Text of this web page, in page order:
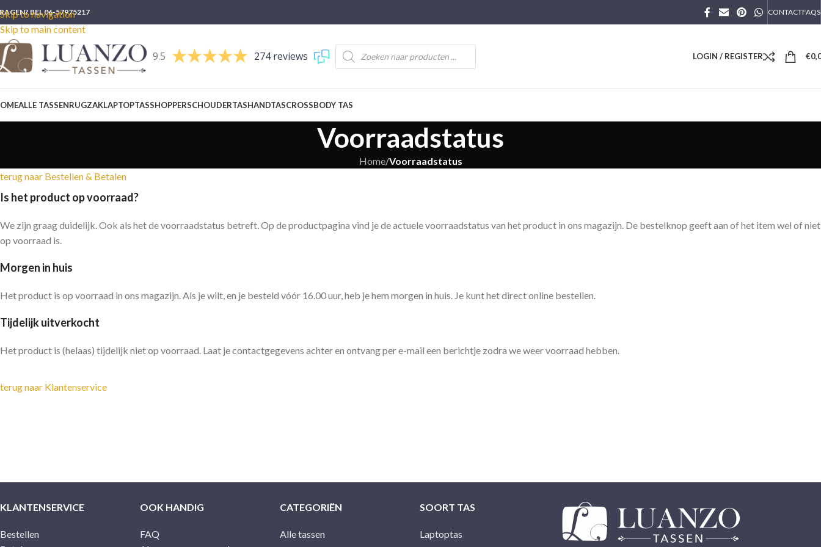
Skip to navigation
Skip to main content
BEL 06-57975217 CONTACTFAQS
9.5 274 reviews LOGIN / REGISTER €
ALLE TASSENRUGZAKLAPTOPTASSHOPPERSCHOUDERTASHANDTASCROSSBODY TAS
Voorraadstatus
Home/Voorraadstatus
terug naar Bestellen & Betalen
Is het product op voorraad?
We zijn graag duidelijk. Ook als het de voorraadstatus betreft. Op de productpagina vind je de actuele voorraadstatus van het product in ons magazijn. De bestelknop geeft aan of het item wel of niet
op voorraad is.
Morgen in huis
Het product is op voorraad in ons magazijn. Als je wilt, en je besteld vóór 16.00 uur, heb je hem morgen in huis. Je kunt het direct online bestellen.
Tijdelijk uitverkocht
Het product is (helaas) tijdelijk niet op voorraad. Laat je contactgegevens achter en ontvang per e-mail een berichtje zodra we weer voorraad hebben.
terug naar Klantenservice
KLANTENSERVICE
Bestellen
OOK HANDIG
FAQ
CATEGORIËN
Alle tassen
SOORT TAS
Laptoptas